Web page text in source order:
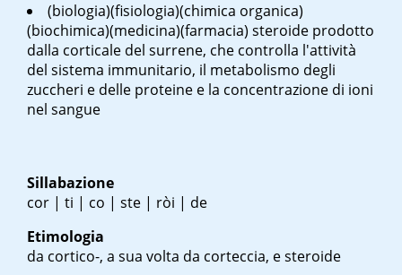
(biologia)(fisiologia)(chimica organica)
(biochimica)(medicina)(farmacia) steroide prodotto
dalla corticale del surrene, che controlla l'attività
del sistema immunitario, il metabolismo degli
zuccheri e delle proteine e la concentrazione di ioni
nel sangue
Sillabazione
cor | ti | co | ste | ròi | de
Etimologia
da cortico-, a sua volta da corteccia, e steroide